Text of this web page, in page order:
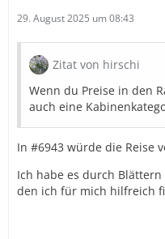
29. August 2025 um 08:43
Zitat von hirschi
Wenn du Preise in den
auch eine
In #6943 würde die Reise
Ich habe es durch
den ich für mich hilfreich